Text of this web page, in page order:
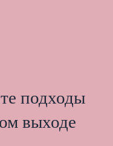
подходы
выходе